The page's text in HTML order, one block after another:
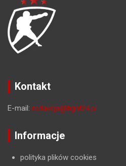
Kontakt
E-mail: redakcja@fight24.pl
Informacje
polityka plików cookies